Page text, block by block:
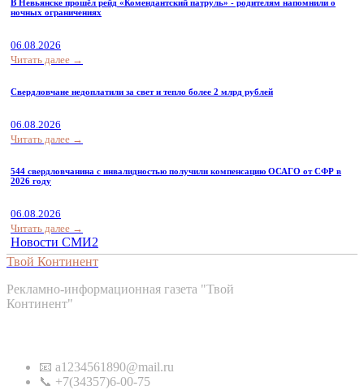
В Невьянске прошёл рейд «Комендантский патруль» - родителям напомнили о
ночных ограничениях
06.08.2026
Читать далее →
Свердловчане недоплатили за свет и тепло более 2 млрд рублей
06.08.2026
Читать далее →
544 свердловчанина с инвалидностью получили компенсацию ОСАГО от СФР в
2026 году
06.08.2026
Читать далее →
Новости СМИ2
Твой Континент
Рекламно-информационная газета "Твой
Континент"
📧 a1234561890@mail.ru
📞 +7(34357)6-00-75